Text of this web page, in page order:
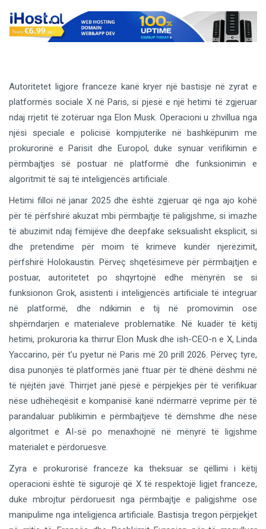
Autoritetet ligjore franceze kanë kryer një bastisje në zyrat e
platformës sociale X në Paris, si pjesë e një hetimi të zgjeruar
ndaj rrjetit të zotëruar nga Elon Musk. Operacioni u zhvillua nga
njësi speciale e policisë kompjuterike në bashkëpunim me
prokurorinë e Parisit dhe Europol, duke synuar verifikimin e
përmbajtjes së postuar në platformë dhe funksionimin e
algoritmit të saj të inteligjencës artificiale.
Hetimi filloi në janar 2025 dhe është zgjeruar që nga ajo kohë
për të përfshirë akuzat mbi përmbajtje të paligjshme, si imazhe
të abuzimit ndaj fëmijëve dhe deepfake seksualisht eksplicit, si
dhe pretendime për moim të krimeve kundër njerëzimit,
përfshirë Holokaustin. Përveç shqetësimeve për përmbajtjen e
postuar, autoritetet po shqyrtojnë edhe mënyrën se si
funksionon Grok, asistenti i inteligjencës artificiale të integruar
në platformë, dhe ndikimin e tij në promovimin ose
shpërndarjen e materialeve problematike. Në kuadër të këtij
hetimi, prokuroria ka thirrur Elon Musk dhe ish-CEO-n e X, Linda
Yaccarino, për t’u pyetur në Paris më 20 prill 2026. Përveç tyre,
disa punonjës të platformës janë ftuar për të dhënë dëshmi në
të njëjtën javë. Thirrjet janë pjesë e përpjekjes për të verifikuar
nëse udhëheqësit e kompanisë kanë ndërmarrë veprime për të
parandaluar publikimin e përmbajtjeve të dëmshme dhe nëse
algoritmet e AI-së po menaxhojnë në mënyrë të ligjshme
materialet e përdoruesve.
Zyra e prokurorisë franceze ka theksuar se qëllimi i këtij
operacioni është të sigurojë që X të respektojë ligjet franceze,
duke mbrojtur përdoruesit nga përmbajtje e paligjshme ose
manipulime nga inteligjenca artificiale. Bastisja tregon përpjekjet